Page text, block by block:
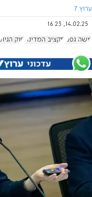
ערוץ 7
14.02.25, 16:23
משה גפני תקציב המדינה חוק הגיוס